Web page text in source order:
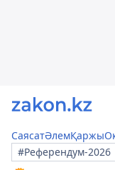
СаясатӘлемҚаржы
#Референдум-2026